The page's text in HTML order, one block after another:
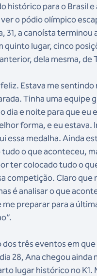
histórico para o Brasil e
o pódio olímpico
31, a canoísta terminou
quinto lugar, cinco
dela mesma, de
Estava me
Tinha uma equipe
dia e noite para que eu
forma, e eu estava.
essa medalha. Ainda
tudo o que aconteceu,
ter colocado tudo o
competição. Claro que
é analisar o que
me preparar para a
três eventos em que
28, Ana chegou ainda
lugar histórico no K1.